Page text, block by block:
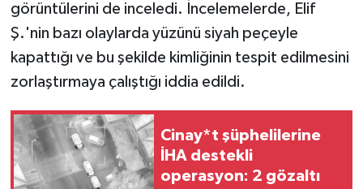
görüntülerini de inceledi. İncelemelerde, Elif
Ş.'nin bazı olaylarda yüzünü siyah peçeyle
kapattığı ve bu şekilde kimliğinin tespit edilmesini
zorlaştırmaya çalıştığı iddia edildi.
Cinay*t şüphelilerine
İHA destekli
operasyon: 2 gözaltı